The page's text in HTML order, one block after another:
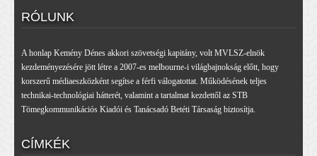
RÓLUNK
A honlap Kemény Dénes akkori szövetségi kapitány, volt MVLSZ-elnök
kezdeményezésére jött létre a 2007-es melbourne-i világbajnokság előtt, hogy
korszerű médiaeszközként segítse a férfi válogatottat. Működésének teljes
technikai-technológiai hátterét, valamint a tartalmat kezdettől az STB
Tömegkommunikációs Kiadói és Tanácsadó Betéti Társaság biztosítja.
CÍMKÉK